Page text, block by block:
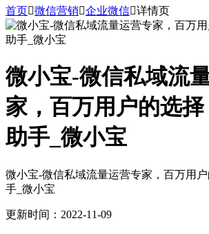
首页微信营销企业微信详情页
微小宝-微信私域流
家，百万用户的选
助手_微小宝
微小宝-微信私域流量运营专家，百万用
手_微小宝
更新时间：2022-11-09